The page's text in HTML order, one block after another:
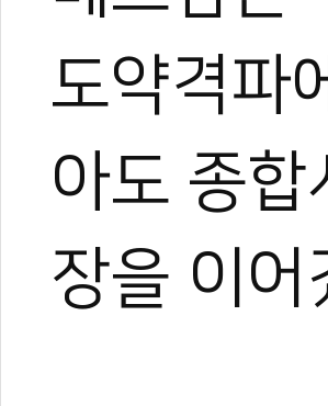
도약격파
아도 종
장을 이어
관련 뉴스